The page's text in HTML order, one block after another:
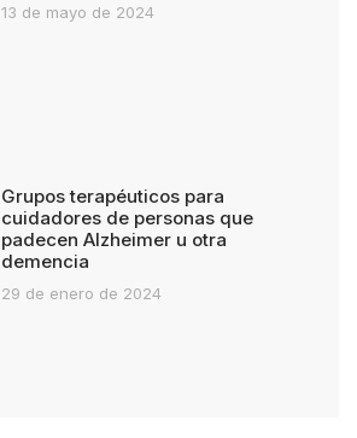
13 de mayo de 2024
Grupos terapéuticos para
cuidadores de personas que
padecen Alzheimer u otra
demencia
29 de enero de 2024